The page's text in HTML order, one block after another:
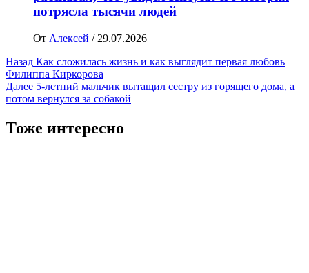
потрясла тысячи людей
От Алексей / 29.07.2026
Навигация
записи
Назад Как сложилась жизнь и как выглядит первая любовь
Филиппа Киркорова
Далее 5-летний мальчик вытащил сестру из горящего дома, а
потом вернулся за собакой
Тоже интересно